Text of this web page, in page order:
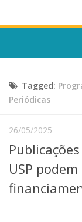
Escola,
Conselho
Telefones e
Pessoas
Ensino
Graduação
Pós-
Tagged:
Periódicas
26/05/2025
USP